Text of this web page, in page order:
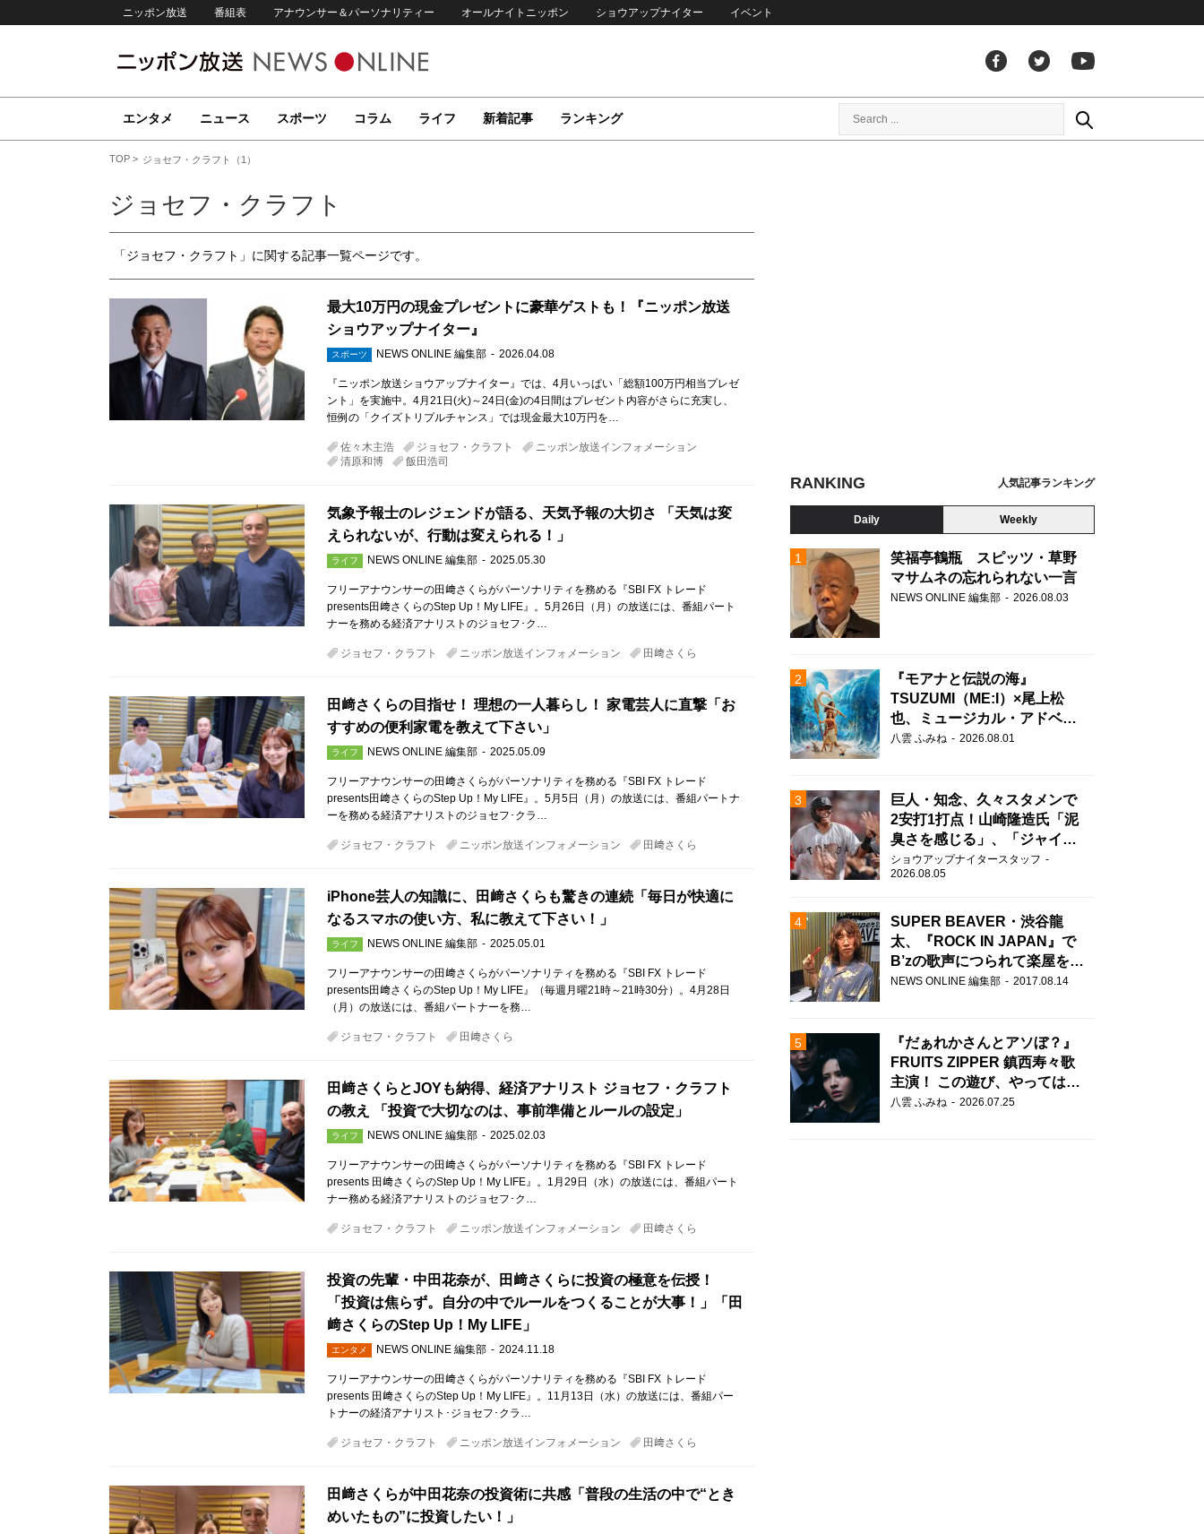
ニッポン放送 番組表 アナウンサー＆パーソナリティー オールナイトニッポン ショウアップナイター イベント
エンタメ ニュース スポーツ コラム ライフ 新着記事 ランキング
TOP ジョセフ・クラフト（1）
ジョセフ・クラフト
「ジョセフ・クラフト」に関する記事一覧ページです。
最大10万円の現金プレゼントに豪華ゲストも！『ニッポン放送
ショウアップナイター』
スポーツ NEWS ONLINE 編集部 2026.04.08
『ニッポン放送ショウアップナイター』では、4月いっぱい「総額100万円相当プレゼ
ント」を実施中。4月21日(火)～24日(金)の4日間はプレゼント内容がさらに充実し、
恒例の「クイズトリプルチャンス」では現金最大10万円を…
佐々木主浩 ジョセフ・クラフト
ニッポン放送インフォメーション
清原和博
飯田浩司
気象予報士のレジェンドが語る、天気予報の大切さ 「天気は変
えられないが、行動は変えられる！」
ライフ NEWS ONLINE 編集部 2025.05.30
フリーアナウンサーの田﨑さくらがパーソナリティを務める『SBI FX トレード
presents田﨑さくらのStep Up！My LIFE』。5月26日（月）の放送には、番組パート
ナーを務める経済アナリストのジョセフ･ク…
ジョセフ・クラフト ニッポン放送インフォメーション 田﨑さくら
田﨑さくらの目指せ！ 理想の一人暮らし！ 家電芸人に直撃「お
すすめの便利家電を教えて下さい」
ライフ NEWS ONLINE 編集部 2025.05.09
フリーアナウンサーの田﨑さくらがパーソナリティを務める『SBI FX トレード
presents田﨑さくらのStep Up！My LIFE』。5月5日（月）の放送には、番組パートナ
ーを務める経済アナリストのジョセフ･クラ…
ジョセフ・クラフト ニッポン放送インフォメーション 田﨑さくら
iPhone芸人の知識に、田﨑さくらも驚きの連続「毎日が快適に
なるスマホの使い方、私に教えて下さい！」
ライフ NEWS ONLINE 編集部 2025.05.01
フリーアナウンサーの田﨑さくらがパーソナリティを務める『SBI FX トレード
presents田﨑さくらのStep Up！My LIFE』（毎週月曜21時～21時30分）。4月28日
（月）の放送には、番組パートナーを務…
ジョセフ・クラフト 田﨑さくら
田﨑さくらとJOYも納得、経済アナリスト ジョセフ・クラフト
の教え 「投資で大切なのは、事前準備とルールの設定」
ライフ NEWS ONLINE 編集部 2025.02.03
フリーアナウンサーの田﨑さくらがパーソナリティを務める『SBI FX トレード
presents 田﨑さくらのStep Up！My LIFE』。1月29日（水）の放送には、番組パート
ナー務める経済アナリストのジョセフ･ク…
ジョセフ・クラフト ニッポン放送インフォメーション 田﨑さくら
投資の先輩・中田花奈が、田﨑さくらに投資の極意を伝授！
「投資は焦らず。自分の中でルールをつくることが大事！」「田
﨑さくらのStep Up！My LIFE」
エンタメ NEWS ONLINE 編集部 2024.11.18
フリーアナウンサーの田﨑さくらがパーソナリティを務める『SBI FX トレード
presents 田﨑さくらのStep Up！My LIFE』。11月13日（水）の放送には、番組パー
トナーの経済アナリスト･ジョセフ･クラ…
ジョセフ・クラフト ニッポン放送インフォメーション 田﨑さくら
田﨑さくらが中田花奈の投資術に共感「普段の生活の中で“とき
めいたもの”に投資したい！」
RANKING 人気記事ランキング
Daily Weekly
笑福亭鶴瓶 スピッツ・草野
マサムネの忘れられない一言
NEWS ONLINE 編集部 2026.08.03
『モアナと伝説の海』
TSUZUMI（ME:I）×尾上松
也、ミュージカル・アドベン
チャーで美声を響かせる
八雲 ふみね 2026.08.01
巨人・知念、久々スタメンで
2安打1打点！山崎隆造氏「泥
臭さを感じる」、「ジャイア
ンツには少ないタイプ」
ショウアップナイタースタッフ
2026.08.05
SUPER BEAVER・渋谷龍
太、『ROCK IN JAPAN』で
B’zの歌声につられて楽屋を脱
走！？
NEWS ONLINE 編集部 2017.08.14
『だぁれかさんとアソぼ？』
FRUITS ZIPPER 鎮西寿々歌
主演！ この遊び、やってはい
けません。
八雲 ふみね 2026.07.25